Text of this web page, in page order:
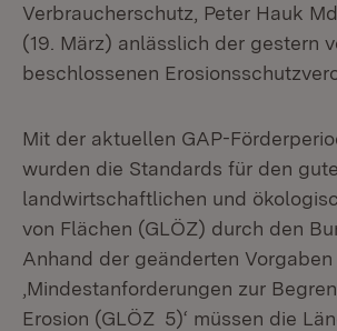
Verbraucherschutz, Peter Hauk
(19. März) anlässlich der gestern
beschlossenen
Mit der aktuellen GAP-
wurden die Standards für den
landwirtschaftlichen und
von Flächen (GLÖZ) durch den
Anhand der geänderten Vorgaben
,Mindestanforderungen zur
Erosion (GLÖZ 5)‘ müssen die